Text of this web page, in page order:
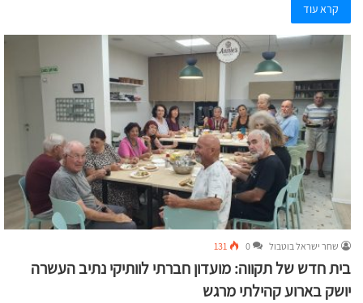
קרא עוד
שחר ישראל בוטבול 0
131
בית חדש של תקווה: מועדון חברתי לוותיקי נתיב העשרה
יושק בארוע קהילתי מרגש